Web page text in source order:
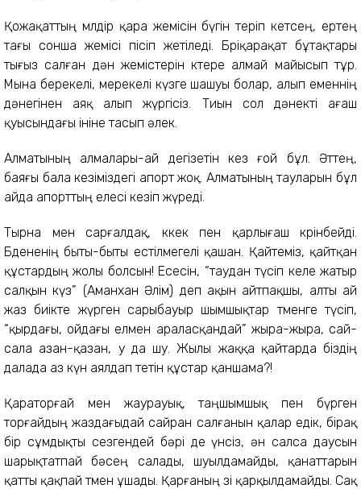
Қожақаттың мөлдір қара жемісін бүгін теріп кетсең, ертең
тағы сонша жемісі пісіп жетіледі. Бөріқарақат бұтақтары
тығыз салған дән жемістерін көтере алмай майысып тұр.
Мына берекелі, мерекелі күзге шашуы болар, алып еменнің
дәнегінен аяқ алып жүргісіз. Тиын сол дәнекті ағаш
қуысындағы ініне тасып әлек.
Алматының алмалары-ай дегізетін кез ғой бұл. Әттең,
баяғы бала кезіміздегі апорт жоқ. Алматының тауларын бұл
айда апорттың елесі кезіп жүреді.
Тырна мен сарғалдақ, көкек пен қарлығаш көрінбейді.
Бөдененің быты-быты естілмегелі қашан. Қайтеміз, қайтқан
құстардың жолы болсын! Есесін, “таудан түсіп келе жатыр
салқын күз” (Аманхан Әлім) деп ақын айтпақшы, алты ай
жаз биікте жүрген сарыбауыр шымшықтар төменге түсіп,
“қырдағы, ойдағы елмен араласқандай” жыра-жыра, сай-
сала азан-қазан, у да шу. Жылы жаққа қайтарда біздің
далада аз күн аялдап өтетін құстар қаншама?!
Қараторғай мен жаурауық, таңшымшық пен бүрген
торғайдың жаздағыдай сайран салғанын қалар едік, бірақ
бір сұмдықты сезгендей бәрі де үнсіз, ән салса даусын
шарықтатпай бәсең салады, шуылдамайды, қанаттарын
қатты қақпай төмен ұшады. Қарғаның өзі қарқылдамайды. Сақ